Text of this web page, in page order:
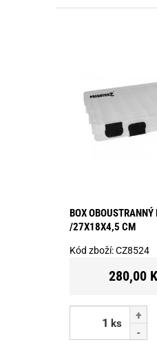
BOX
/27X18X4,5 CM
Kód zboží:CZ8524
280,00
ks